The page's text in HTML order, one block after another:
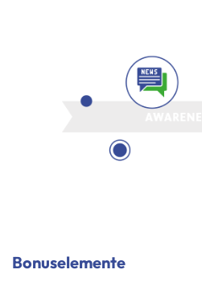
Bonuselemente